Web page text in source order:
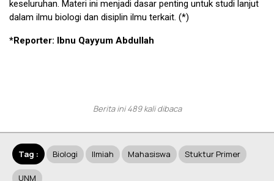
keseluruhan. Materi ini menjadi dasar penting untuk studi lanjut
dalam ilmu biologi dan disiplin ilmu terkait. (*)
*Reporter: Ibnu Qayyum Abdullah
Berita ini 489 kali dibaca
Tag : Biologi Ilmiah Mahasiswa Stuktur Primer
UNM